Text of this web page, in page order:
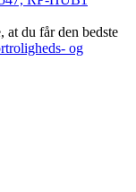
at du får den bedste
og